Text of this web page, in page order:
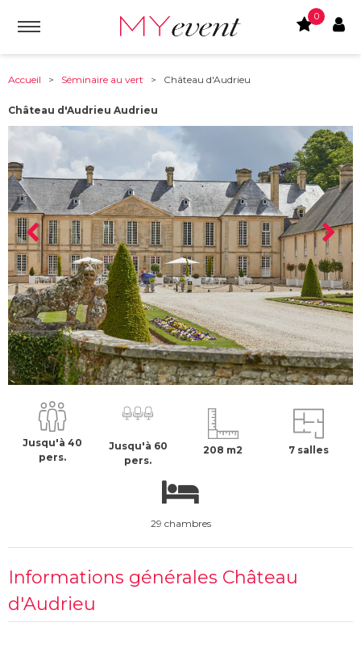
0
Accueil > Séminaire au vert > Château d'Audrieu
Château d'Audrieu Audrieu
14250-Audrieu À partir de :
600 €H.T
Jusqu'à 40
pers.
Jusqu'à 60
pers.
208 m2 7 salles
29 chambres
Informations générales Château
d'Audrieu